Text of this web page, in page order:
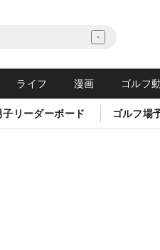
ライフ 漫画 ゴルフ
リーダーボード ゴルフ場